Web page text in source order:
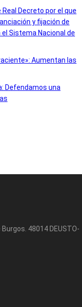
Decreto por el que
y fijación de
Sistema Nacional de
Aumentan las
Defendamos una
48014 DEUSTO-